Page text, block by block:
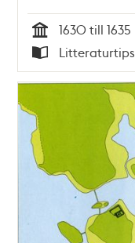
Tid
1630 till 1635
Typ
Litteraturtips